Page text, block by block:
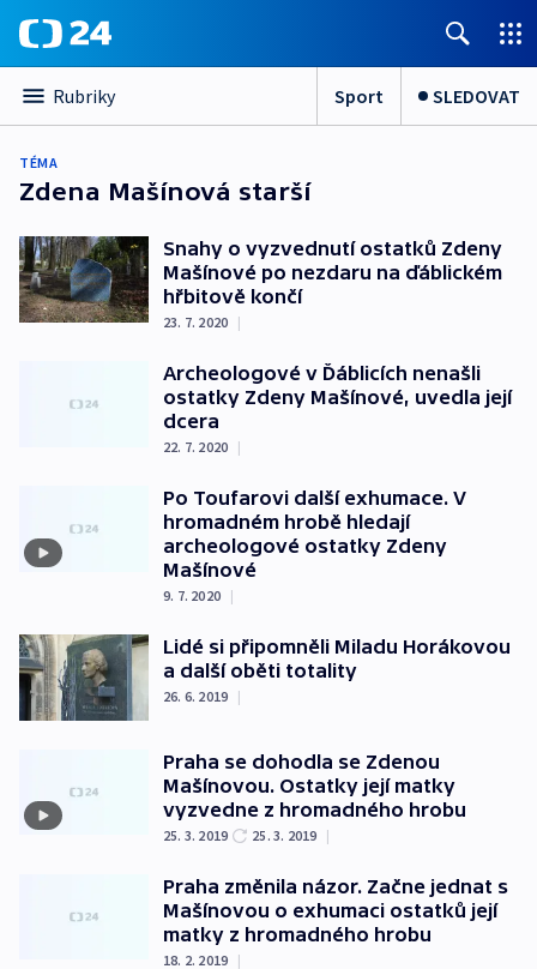
Rubriky Sport SLEDOVAT
TÉMA
Zdena Mašínová starší
Snahy o vyzvednutí ostatků Zdeny
Mašínové po nezdaru na ďáblickém
hřbitově končí
23. 7. 2020 |
Archeologové v Ďáblicích nenašli
ostatky Zdeny Mašínové, uvedla její
dcera
22. 7. 2020 |
Po Toufarovi další exhumace. V
hromadném hrobě hledají
archeologové ostatky Zdeny
Mašínové
9. 7. 2020 |
Lidé si připomněli Miladu Horákovou
a další oběti totality
26. 6. 2019 |
Praha se dohodla se Zdenou
Mašínovou. Ostatky její matky
vyzvedne z hromadného hrobu
25. 3. 2019 25. 3. 2019 |
Praha změnila názor. Začne jednat s
Mašínovou o exhumaci ostatků její
matky z hromadného hrobu
18. 2. 2019 |